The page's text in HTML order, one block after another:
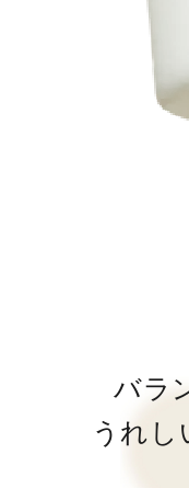
バラ
うれし